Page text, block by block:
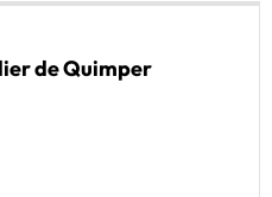
de Quimper